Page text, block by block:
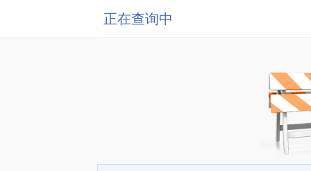
正在查询中